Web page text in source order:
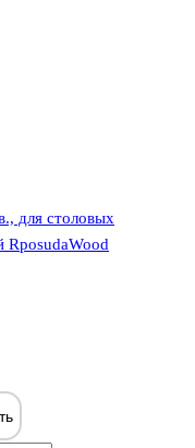
для столовых
RposudaWood